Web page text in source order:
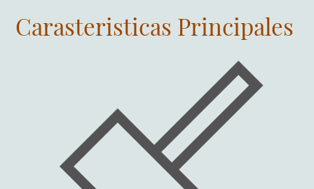
Carasteristicas Principales